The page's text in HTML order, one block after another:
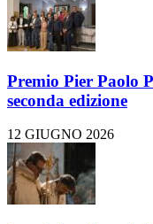
Premio Pier Paolo
seconda edizione
12 GIUGNO 2026